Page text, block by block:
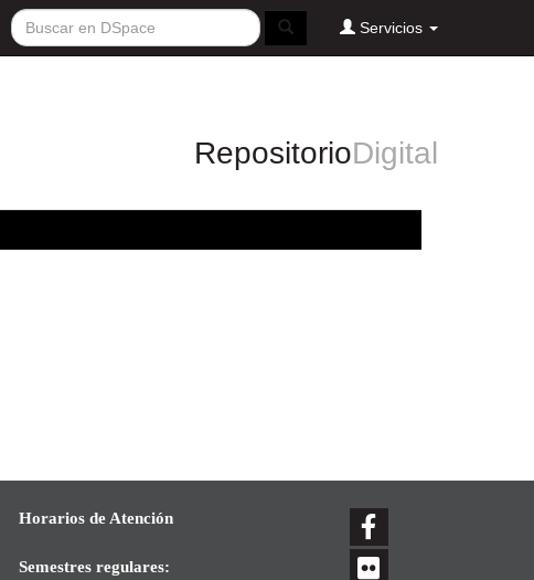
Servicios
RepositorioDigital
Horarios de Atención
Semestres regulares: